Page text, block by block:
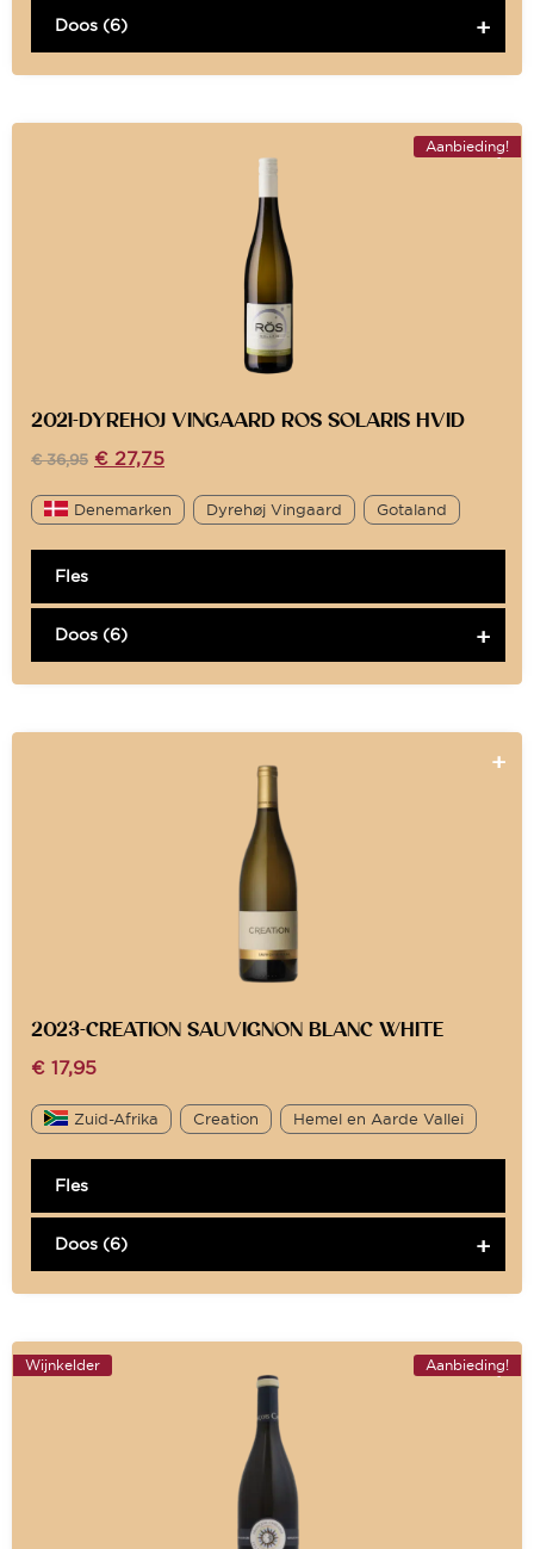
Doos (6)
Aanbieding!
2021-DYREHOJ VINGAARD ROS SOLARIS HVID
€36,95 € 27,75
Denemarken Dyrehøj Vingaard Gotaland
Fles
Doos (6)
2023-CREATION SAUVIGNON BLANC WHITE
€ 17,95
Zuid-Afrika Creation Hemel en Aarde Vallei
Fles
Doos (6)
Aanbieding!
Wijnkelder